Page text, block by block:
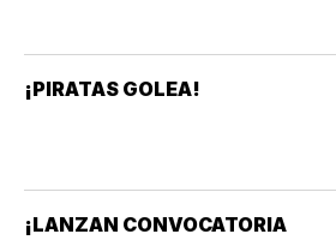
¡PIRATAS GOLEA!
¡LANZAN CONVOCATORIA